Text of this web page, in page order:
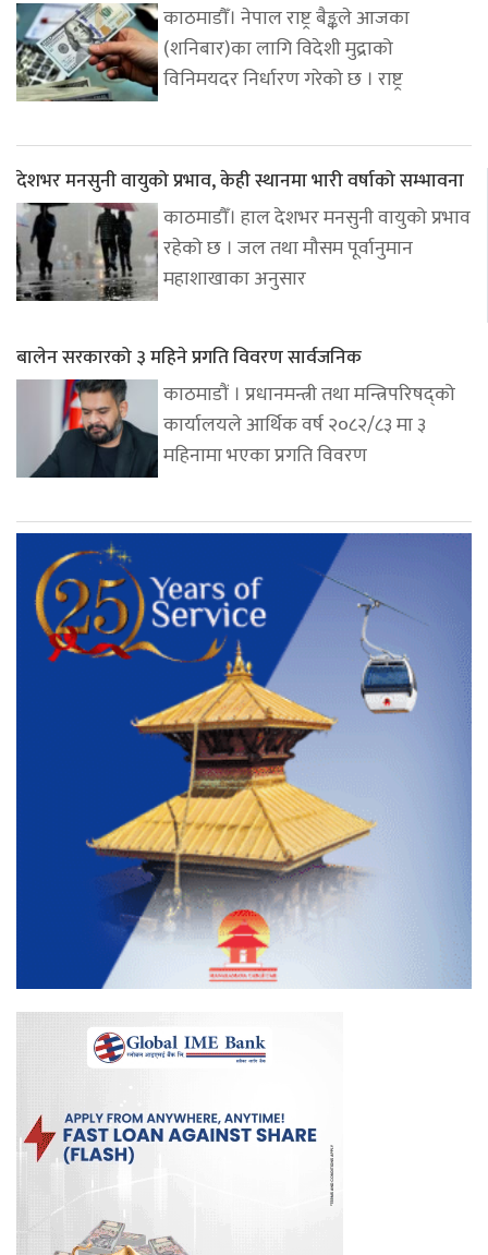
काठमाडौँ। नेपाल राष्ट्र बैङ्कले आजका
(शनिबार)का लागि विदेशी मुद्राको
विनिमयदर निर्धारण गरेको छ । राष्ट्र
देशभर मनसुनी वायुको प्रभाव, केही स्थानमा भारी वर्षाको सम्भावना
काठमाडौँ। हाल देशभर मनसुनी वायुको प्रभाव
रहेको छ । जल तथा मौसम पूर्वानुमान
महाशाखाका अनुसार
बालेन सरकारको ३ महिने प्रगति विवरण सार्वजनिक
काठमाडौं । प्रधानमन्त्री तथा मन्त्रिपरिषद्को
कार्यालयले आर्थिक वर्ष २०८२/८३ मा ३
महिनामा भएका प्रगति विवरण